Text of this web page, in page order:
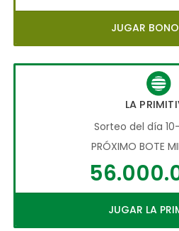
JUGAR
LA
Sorteo del día
PRÓXIMO BOTE
JUGAR LA